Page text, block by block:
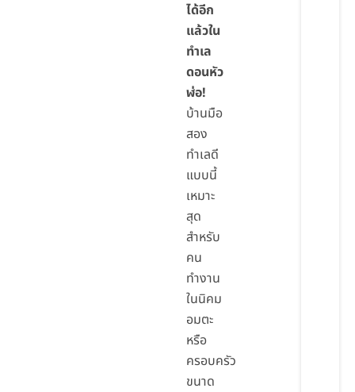
ได้อีก
แล้วใน
ทำเล
ดอนหัว
ฬ่อ!
บ้านมือ
สอง
ทำเลดี
แบบนี้
เหมาะ
สุด
สำหรับ
คน
ทำงาน
ในนิคม
อมตะ
หรือ
ครอบครัว
ขนาด